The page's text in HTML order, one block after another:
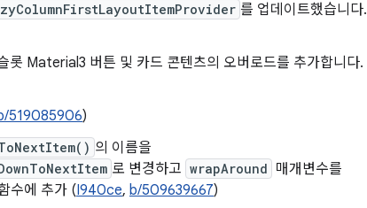
를 업데이트했습니다.
롯 Material3 버튼 및 카드 콘텐츠의 오버로드를 추가합니다.
519085906)
의 이름을
로 변경하고 wrapAround 매개변수를
수에 추가 (I940ce, b/509639667)